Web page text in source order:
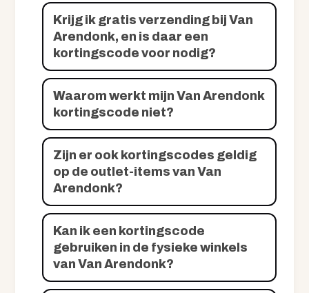
Krijg ik gratis verzending bij Van
Arendonk, en is daar een
kortingscode voor nodig?
Waarom werkt mijn Van Arendonk
kortingscode niet?
Zijn er ook kortingscodes geldig
op de outlet-items van Van
Arendonk?
Kan ik een kortingscode
gebruiken in de fysieke winkels
van Van Arendonk?